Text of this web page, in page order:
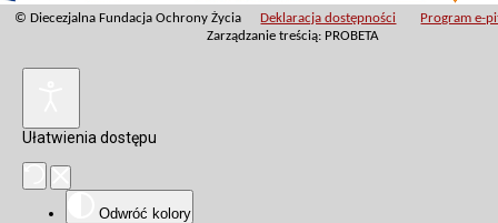
© Diecezjalna Fundacja Ochrony Życia Deklaracja dostępności
Program e-
Zarządzanie treścią: PROBETA
Ułatwienia dostępu
Odwróć kolory